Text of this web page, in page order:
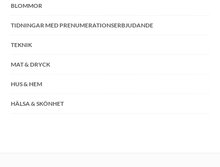
BLOMMOR
TIDNINGAR MED PRENUMERATIONSERBJUDANDE
TEKNIK
MAT & DRYCK
HUS & HEM
HÄLSA & SKÖNHET